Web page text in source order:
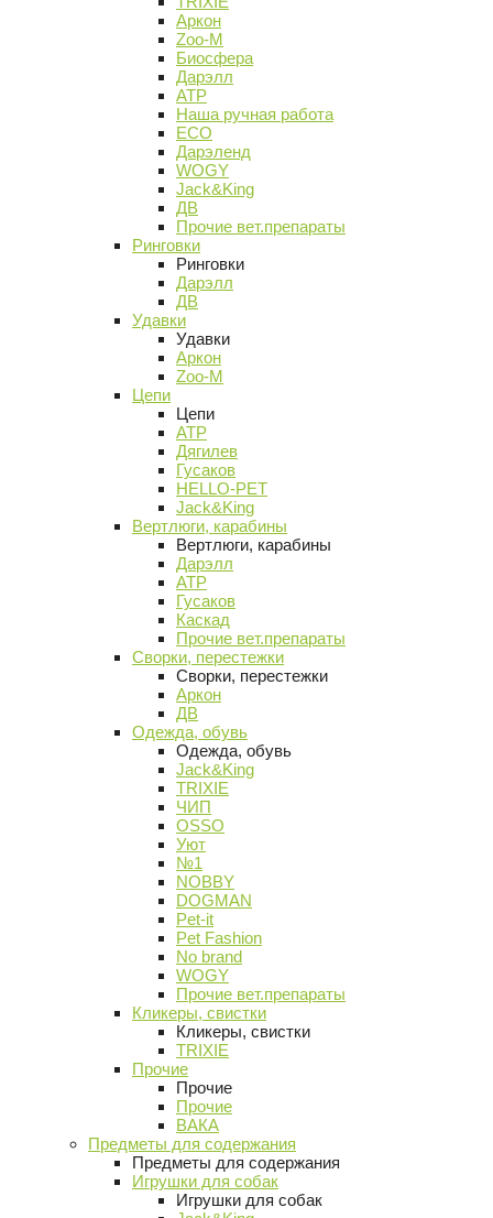
Аркон
Zoo-M
Биосфера
Дарэлл
АТР
Наша ручная работа
ECO
Дарэленд
WOGY
Jack&King
ДВ
Прочие вет.препараты
Ринговки
Ринговки
Дарэлл
ДВ
Удавки
Удавки
Аркон
Zoo-M
Цепи
Цепи
АТР
Дягилев
Гусаков
HELLO-PET
Jack&King
Вертлюги, карабины
Вертлюги, карабины
Дарэлл
АТР
Гусаков
Каскад
Прочие вет.препараты
Сворки, перестежки
Сворки, перестежки
Аркон
ДВ
Одежда, обувь
Одежда, обувь
Jack&King
TRIXIE
ЧИП
OSSO
Уют
№1
NOBBY
DOGMAN
Pet-it
Pet Fashion
No brand
WOGY
Прочие вет.препараты
Кликеры, свистки
Кликеры, свистки
TRIXIE
Прочие
Прочие
Прочие
ВАКА
Предметы для содержания
Предметы для содержания
Игрушки для собак
Игрушки для собак